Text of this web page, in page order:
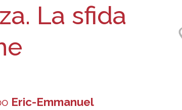
La sfida
Eric-Emmanuel